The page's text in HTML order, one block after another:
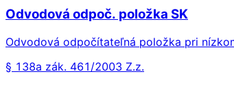
Odvodová odpoč. položka SK
Odvodová odpočítateľná položka pri
§ 138a zák. 461/2003 Z.z.